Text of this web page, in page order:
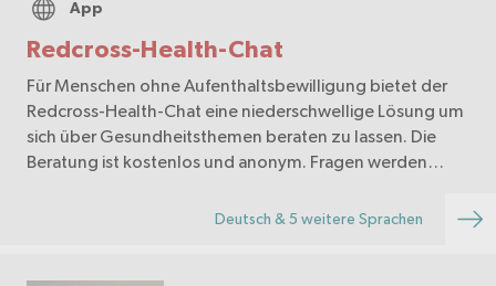
Redcross-Health-Chat
App
Für Menschen ohne Aufenthaltsbewilligung bietet der
Redcross-Health-Chat eine niederschwellige Lösung um
sich über Gesundheitsthemen beraten zu lassen. Die
Beratung ist kostenlos und anonym. Fragen werden
Deutsch & 5 weitere Sprachen